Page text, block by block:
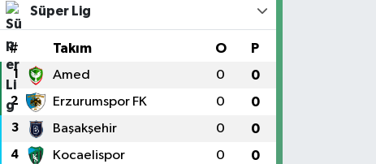
Süper Lig
# Takım O P
1 Amed 0 0
2 Erzurumspor FK 0 0
3 Başakşehir 0 0
4 Kocaelispor 0 0